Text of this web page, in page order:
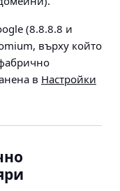
(8.8.8.8 и
върху който
в Настройки